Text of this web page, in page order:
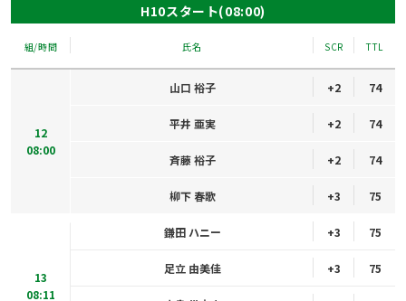
H10スタート(08:00)
組/時間 氏名 SCR TTL
12
08:00
山口 裕子 +2 74
平井 亜実 +2 74
斉藤 裕子 +2 74
柳下 春歌 +3 75
13
08:11
鎌田 ハニー +3 75
足立 由美佳 +3 75